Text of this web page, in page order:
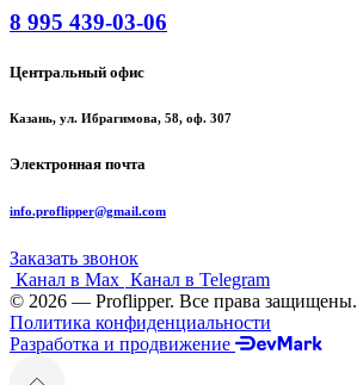
8 995 439-03-06
Центральный офис
Казань, ул. Ибрагимова, 58, оф. 307
Электронная почта
info.proflipper@gmail.com
Заказать звонок
Канал в Max Канал в Telegram
© 2026 — Proflipper. Все права защищены.
Политика конфиденциальности
Разработка и продвижение